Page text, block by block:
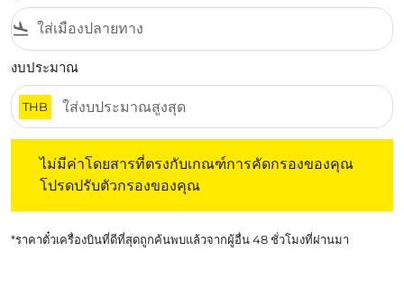
flight_land
งบประมาณ
THB
ไม่มีค่าโดยสารที่ตรงกับเกณฑ์การคัดกรองของคุณ
โปรดปรับตัวกรองของคุณ
*ราคาตั๋วเครื่องบินที่ดีที่สุดถูกค้นพบแล้วจากผู้อื่น 48 ชั่วโมงที่ผ่านมา